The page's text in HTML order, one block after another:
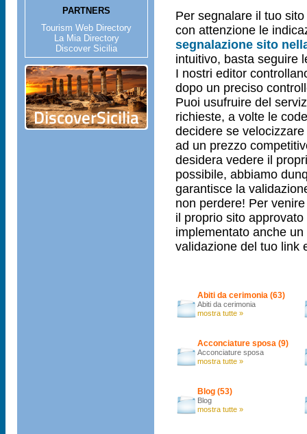
PARTNERS
Tourism Web Directory
La Mia Directory
Discover Sicilia
Per segnalare il tuo
con attenzione le
segnalazione sito
intuitivo, basta seguire
I nostri editor
dopo un preciso
Puoi usufruire del
richieste, a volte le
decidere se
ad un prezzo
desidera vedere il
possibile, abbiamo
garantisce la
non perdere! Per
il proprio sito
implementato anche
validazione del tuo link
Abiti da cerimonia (63)
Abiti da cerimonia
mostra tutte »
Acconciature sposa (9)
Acconciature sposa
mostra tutte »
Blog (53)
Blog
mostra tutte »